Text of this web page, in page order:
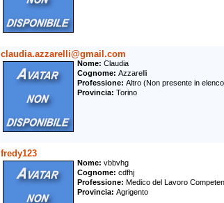
claudia.azzarelli@gmail.com
Nome Claudia
Cognome Azzarelli
Professione Altro (Non presente in
Provincia Torino
fredy123
Nome vbbvhg
Cognome cdfhj
Professione Medico del Lavoro
Provincia Agrigento